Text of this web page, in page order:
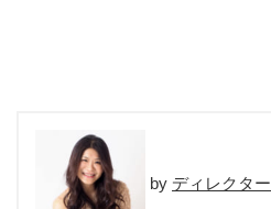
ディレクタ